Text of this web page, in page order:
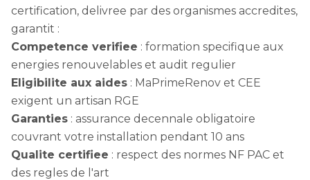
certification, delivree par des organismes accredites,
garantit :
Competence verifiee : formation specifique aux
energies renouvelables et audit regulier
Eligibilite aux aides : MaPrimeRenov et CEE
exigent un artisan RGE
Garanties : assurance decennale obligatoire
couvrant votre installation pendant 10 ans
Qualite certifiee : respect des normes NF PAC et
des regles de l'art